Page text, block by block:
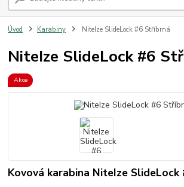
Úvod Karabiny NiteIze SlideLock #6 Stříbrná
NiteIze SlideLock #6
Akce
Kovová karabina NiteIze